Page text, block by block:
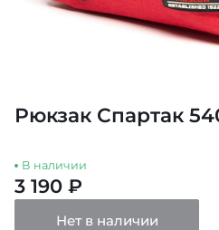
Рюкзак Спартак
В наличии
3 190 ₽
Нет в наличии